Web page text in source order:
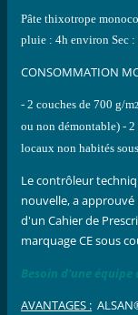
Pâte thixotrope
pluie : 4h environSec
CONSOMMATION
- 2 couches de 700 g/m
ou non démontable)- 2
locaux non habités
Le contrôleur
nouvelle, a
d'un Cahier de
marquage CE sous
Besoin d'une
AVANTAGES :